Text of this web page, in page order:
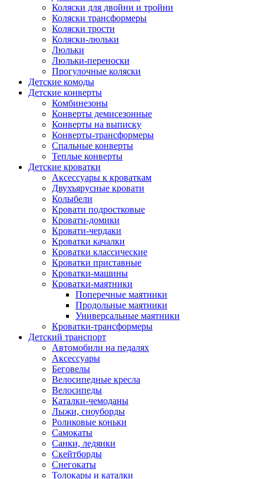
Коляски для двойни и тройни
Коляски трансформеры
Коляски трости
Коляски-люльки
Люльки
Люльки-переноски
Прогулочные коляски
Детские комоды
Детские конверты
Комбинезоны
Конверты демисезонные
Конверты на выписку
Конверты-трансформеры
Спальные конверты
Теплые конверты
Детские кроватки
Аксессуары к кроваткам
Двухъярусные кровати
Колыбели
Кровати подростковые
Кровати-домики
Кровати-чердаки
Кроватки качалки
Кроватки классические
Кроватки приставные
Кроватки-машины
Кроватки-маятники
Поперечные маятники
Продольные маятники
Универсальные маятники
Кроватки-трансформеры
Детский транспорт
Автомобили на педалях
Аксессуары
Беговелы
Велосипедные кресла
Велосипеды
Каталки-чемоданы
Лыжи, сноуборды
Роликовые коньки
Самокаты
Санки, ледянки
Скейтборды
Снегокаты
Толокары и каталки